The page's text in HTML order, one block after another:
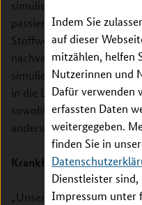
Indem Sie
auf dieser
mitzählen, helfen
Nutzerinnen und
Dafür verwenden
erfassten Daten
weitergegeben.
finden Sie in
Dienstleister sind,
Impressum unter
simulieren, was im
passiert.“ So lassen sich
Stoffwechselreaktionen in
nachverfolgen. Es lässt
simulieren, was passiert,
in die Leber kommt und
sowohl in einer gesunden
anderweitig geschädigten
Krankheitsverlauf früher
„Unsere Technik hat das